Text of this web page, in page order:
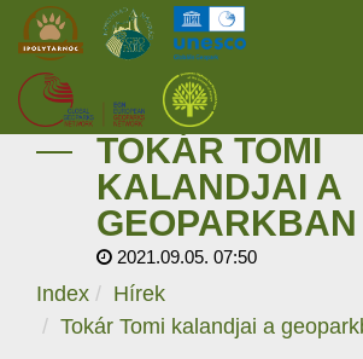
KEZDŐOLDAL
ŐSVILÁGI POMPEJI
SZOLGÁLTATÁSOK
TOKÁR TOMI
KALANDJAI A
GEOPARKBAN
2021.09.05. 07:50
Index
Hírek
Tokár Tomi kalandjai a